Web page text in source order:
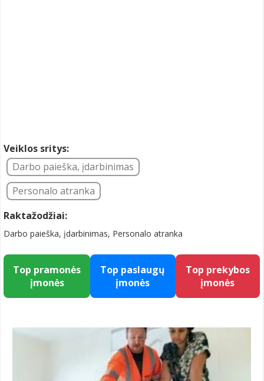
Veiklos sritys:
Darbo paieška, įdarbinimas
Personalo atranka
Raktažodžiai:
Darbo paieška, įdarbinimas, Personalo atranka
Top pramonės
įmonės
Top paslaugų
įmonės
Top prekybos
įmonės